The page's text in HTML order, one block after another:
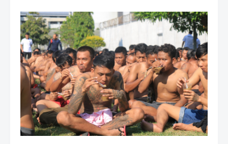
i
u
m
B
y
R
a
u
s
a
n
D